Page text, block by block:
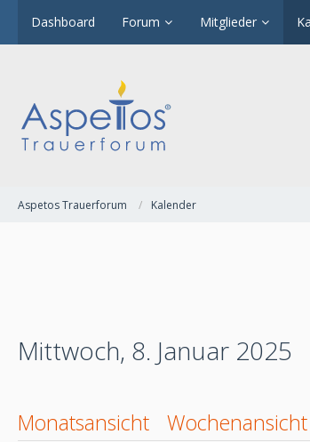
Dashboard Forum Mitglieder
Aspetos Trauerforum Kalender
Mittwoch, 8. Januar 2025
Monatsansicht Wochenansicht